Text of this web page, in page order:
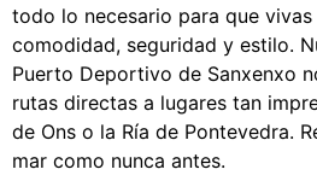
todo lo necesario para que
comodidad, seguridad y estilo.
Puerto Deportivo de Sanxenxo
rutas directas a lugares tan
de Ons o la Ría de Pontevedra.
mar como nunca antes.